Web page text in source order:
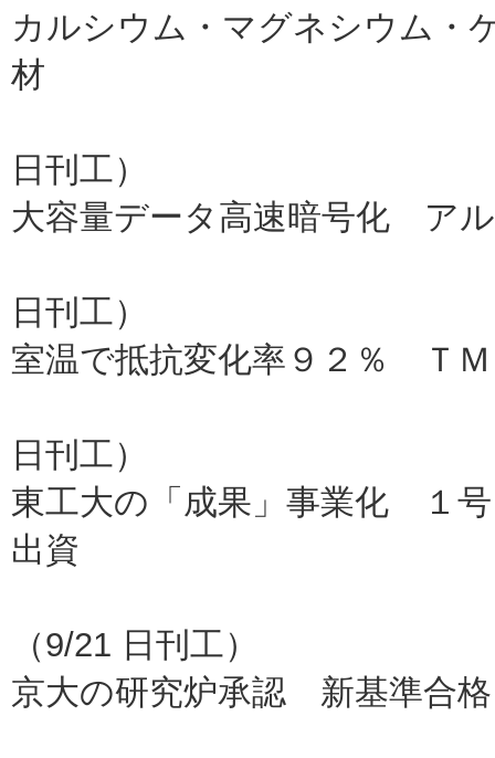
カルシウム・マグネシウム
材
日刊工）
大容量データ高速暗号化 ア
日刊工）
室温で抵抗変化率９２％ Ｔ
日刊工）
東工大の「成果」事業化 １
出資
（9/21 日刊工）
京大の研究炉承認 新基準合格